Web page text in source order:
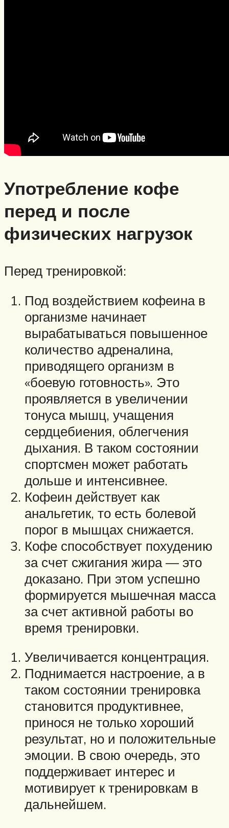
Употребление кофе
перед и после
физических нагрузок
Перед тренировкой:
Под воздействием кофеина в
организме начинает
вырабатываться повышенное
количество адреналина,
приводящего организм в
«боевую готовность». Это
проявляется в увеличении
тонуса мышц, учащения
сердцебиения, облегчения
дыхания. В таком состоянии
спортсмен может работать
дольше и интенсивнее.
Кофеин действует как
анальгетик, то есть болевой
порог в мышцах снижается.
Кофе способствует похудению
за счет сжигания жира — это
доказано. При этом успешно
формируется мышечная масса
за счет активной работы во
время тренировки.
Увеличивается концентрация.
Поднимается настроение, а в
таком состоянии тренировка
становится продуктивнее,
принося не только хороший
результат, но и положительные
эмоции. В свою очередь, это
поддерживает интерес и
мотивирует к тренировкам в
дальнейшем.